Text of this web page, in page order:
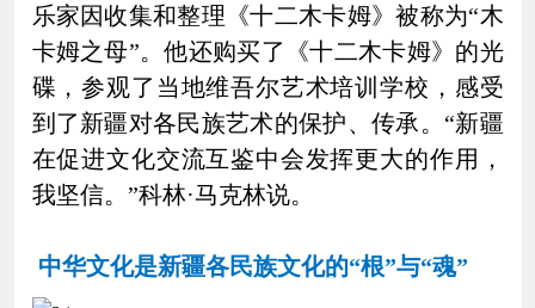
乐家因收集和整理《十二木卡姆》被称为“木
卡姆之母”。他还购买了《十二木卡姆》的光
碟，参观了当地维吾尔艺术培训学校，感受
到了新疆对各民族艺术的保护、传承。“新疆
在促进文化交流互鉴中会发挥更大的作用，
我坚信。”科林·马克林说。
中华文化是新疆各民族文化的“根”与“魂”